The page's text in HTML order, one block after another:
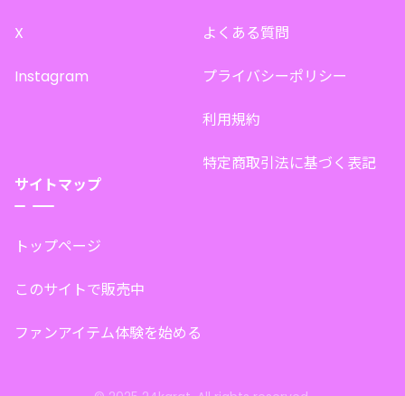
X
Instagram
よくある質問
プライバシーポリシー
利用規約
特定商取引法に基づく表記
サイトマップ
トップページ
このサイトで販売中
ファンアイテム体験を始める